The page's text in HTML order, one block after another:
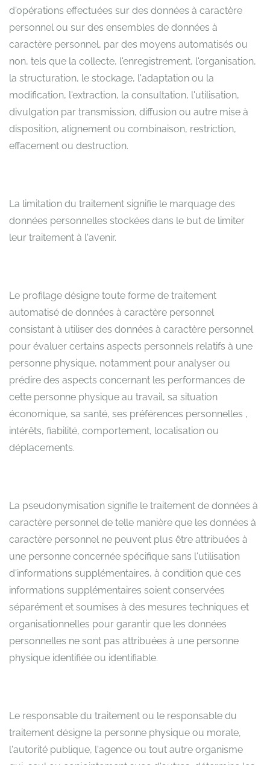
d'opérations effectuées sur des données à caractère
personnel ou sur des ensembles de données à
caractère personnel, par des moyens automatisés ou
non, tels que la collecte, l'enregistrement, l'organisation,
la structuration, le stockage, l'adaptation ou la
modification, l'extraction, la consultation, l'utilisation,
divulgation par transmission, diffusion ou autre mise à
disposition, alignement ou combinaison, restriction,
effacement ou destruction.
La limitation du traitement signifie le marquage des
données personnelles stockées dans le but de limiter
leur traitement à l'avenir.
Le profilage désigne toute forme de traitement
automatisé de données à caractère personnel
consistant à utiliser des données à caractère personnel
pour évaluer certains aspects personnels relatifs à une
personne physique, notamment pour analyser ou
prédire des aspects concernant les performances de
cette personne physique au travail, sa situation
économique, sa santé, ses préférences personnelles ,
intérêts, fiabilité, comportement, localisation ou
déplacements.
La pseudonymisation signifie le traitement de données à
caractère personnel de telle manière que les données à
caractère personnel ne peuvent plus être attribuées à
une personne concernée spécifique sans l'utilisation
d'informations supplémentaires, à condition que ces
informations supplémentaires soient conservées
séparément et soumises à des mesures techniques et
organisationnelles pour garantir que les données
personnelles ne sont pas attribuées à une personne
physique identifiée ou identifiable.
Le responsable du traitement ou le responsable du
traitement désigne la personne physique ou morale,
l'autorité publique, l'agence ou tout autre organisme